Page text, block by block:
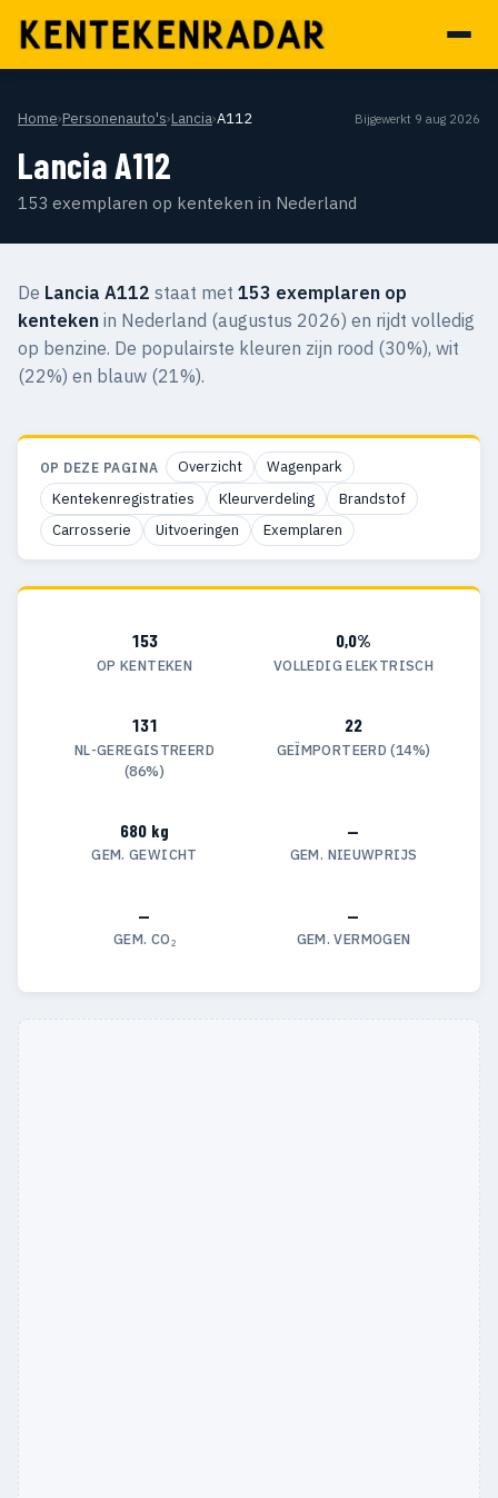
Home›Personenauto's›Lancia›A112 Bijgewerkt 9 aug 2026
Lancia A112
153 exemplaren op kenteken in Nederland
De Lancia A112 staat met 153 exemplaren op
kenteken in Nederland (augustus 2026) en rijdt volledig
op benzine. De populairste kleuren zijn rood (30%), wit
(22%) en blauw (21%).
OP DEZE PAGINA Overzicht
Wagenpark
Kentekenregistraties
Kleurverdeling
Brandstof
Carrosserie
Uitvoeringen Exemplaren
153
OP KENTEKEN
0,0%
VOLLEDIG ELEKTRISCH
131
NL-GEREGISTREERD
(86%)
22
GEÏMPORTEERD (14%)
680 kg
GEM. GEWICHT
—
GEM. NIEUWPRIJS
—
GEM. CO₂
—
GEM. VERMOGEN